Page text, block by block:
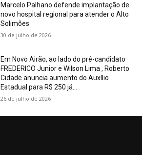
Marcelo Palhano defende implantação de
novo hospital regional para atender o Alto
Solimões
30 de julho de 2026
Em Novo Airão, ao lado do pré-candidato
FREDERICO Junior e Wilson Lima , Roberto
Cidade anuncia aumento do Auxílio
Estadual para R$ 250 já...
26 de julho de 2026